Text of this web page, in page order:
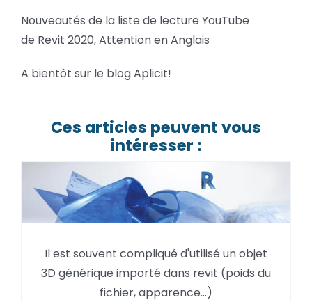
Nouveautés de la liste de lecture YouTube
de Revit 2020, Attention en Anglais
A bientôt sur le blog Aplicit!
Ces articles peuvent vous
intéresser :
Autodesk permet d’utiliser un
objet 3D optimisé sur Revit
Il est souvent compliqué d'utilisé un objet
3D générique importé dans revit (poids du
fichier, apparence…)